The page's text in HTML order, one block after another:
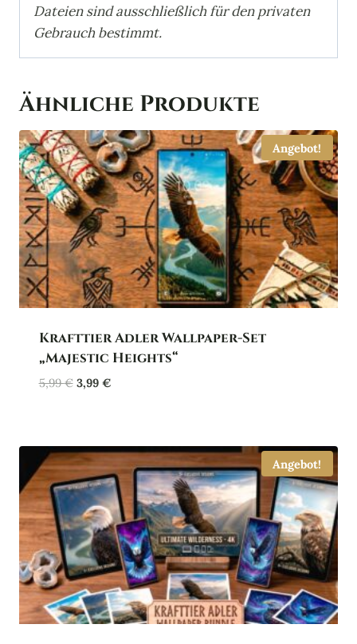
Dateien sind ausschließlich für den privaten
Gebrauch bestimmt.
Ähnliche Produkte
Angebot!
Krafttier Adler Wallpaper-Set
„Majestic Heights“
5,99€ Ursprünglicher
3,99 €Aktueller
Angebot!